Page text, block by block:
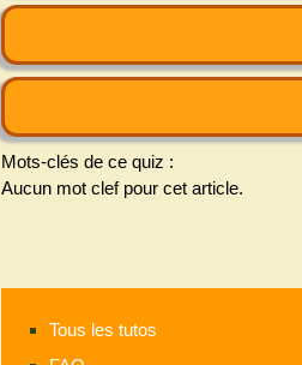
Mots-clés de ce quiz :
Aucun mot clef pour cet article.
Tous les tutos